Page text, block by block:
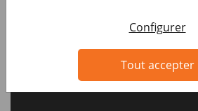
Configurer
Tout accepter